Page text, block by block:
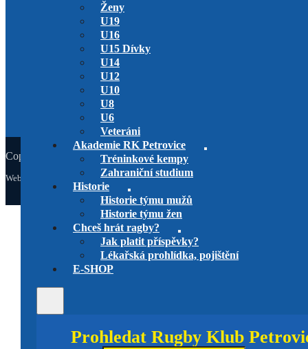
Ženy
U19
U16
U15 Dívky
U14
U12
U10
U8
U6
Veteráni
Akademie RK Petrovice
Tréninkové kempy
Zahraniční studium
Historie
Historie týmu mužů
Historie týmu žen
Chceš hrát ragby?
Jak platit příspěvky?
Lékařská prohlídka, pojištění
E-SHOP
Prohledat Rugby Klub
Grammova 408/6, 109 00 Praha 10 – Petrovice
info@rkpetrovice.cz
+420 775 981 335
facebook.com/rkpetrovice
Copyright © 2015-2026 RK Petrovice, pokud není výslovně
Web vytvořil Aleš Sýkora zPunkWebu.